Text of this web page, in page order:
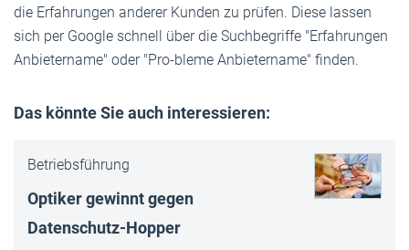
die Erfahrungen anderer Kunden zu prüfen. Diese lassen
sich per Google schnell über die Suchbegriffe "Erfahrungen
Anbietername" oder "Pro-bleme Anbietername" finden.
Das könnte Sie auch interessieren:
Betriebsführung
Optiker gewinnt gegen
Datenschutz-Hop­per